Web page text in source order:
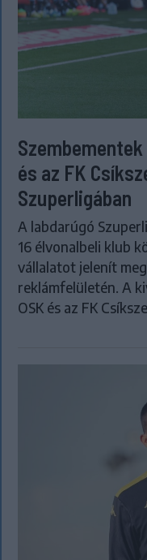
és az FK
Szuperligában
A labdarúgó
16 élvonalbeli klub
vállalatot jelenít
reklámfelületén. A
OSK és az FK